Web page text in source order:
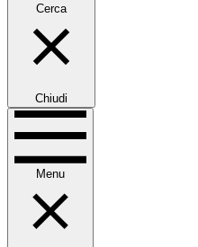
Cerca
Chiudi
Menu